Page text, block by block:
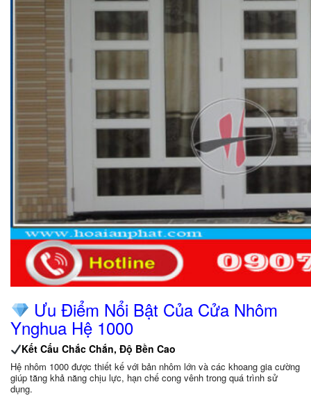
Ưu Điểm Nổi Bật Của Cửa Nhôm
Ynghua Hệ 1000
Kết Cấu Chắc Chắn, Độ Bền Cao
Hệ nhôm 1000 được thiết kế với bản nhôm lớn và các khoang gia cường
giúp tăng khả năng chịu lực, hạn chế cong vênh trong quá trình sử
dụng.